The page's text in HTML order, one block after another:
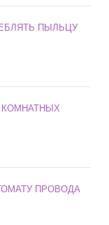
ПЫЛЬЦУ
КОМНАТНЫХ
ПРОВОДА